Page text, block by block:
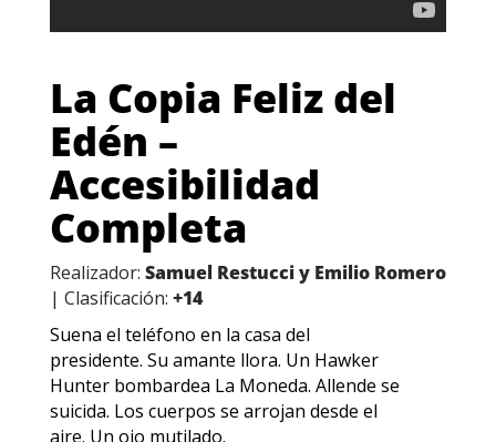
La Copia Feliz del
Edén –
Accesibilidad
Completa
Realizador: Samuel Restucci y Emilio Romero
| Clasificación: +14
Suena el teléfono en la casa del
presidente. Su amante llora. Un Hawker
Hunter bombardea La Moneda. Allende se
suicida. Los cuerpos se arrojan desde el
aire. Un ojo mutilado.